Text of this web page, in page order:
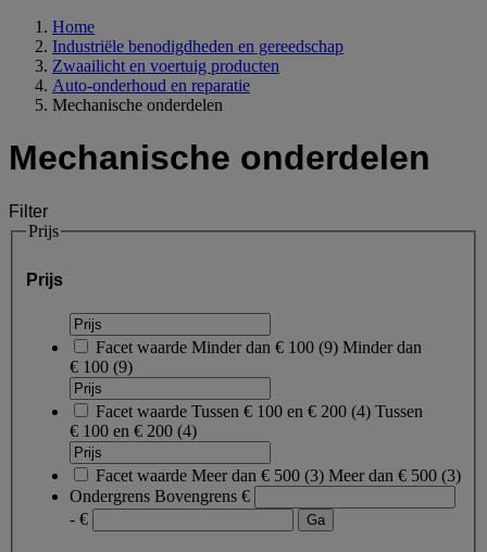
Home
Industriële benodigdheden en gereedschap
Zwaailicht en voertuig producten
Auto-onderhoud en reparatie
Mechanische onderdelen
Mechanische onderdelen
Filter
Prijs
Prijs
Facet waarde Minder dan € 100 (9) Minder dan
€ 100 (9)
Facet waarde Tussen € 100 en € 200 (4) Tussen
€ 100 en € 200 (4)
Facet waarde Meer dan € 500 (3) Meer dan € 500 (3)
Ondergrens Bovengrens €
- €